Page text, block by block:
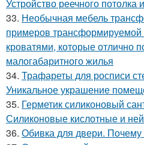
Устройство реечного потолка
33. Необычная мебель
примеров
кроватями, которые отлично
малогабаритного жилья
34. Трафареты для росписи
Уникальное украшение
35. Герметик силиконовый
Силиконовые кислотные и
36. Обивка для двери.